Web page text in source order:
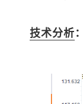
技术分析